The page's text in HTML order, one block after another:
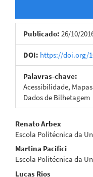
lateral
de
artigos
Publicado: 26/10/
DOI: https://doi.org/
Palavras-chave:
Acessibilidade,
Dados de Bilhetagem
Conteúdo
do
artigo
Renato Arbex
Escola Politécnica da
Martina Pacifici
Escola Politécnica da
Lucas Rios